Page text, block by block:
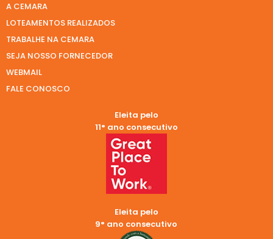
A CEMARA
LOTEAMENTOS REALIZADOS
TRABALHE NA CEMARA
SEJA NOSSO FORNECEDOR
WEBMAIL
FALE CONOSCO
Eleita pelo
11° ano consecutivo
Eleita pelo
9° ano consecutivo